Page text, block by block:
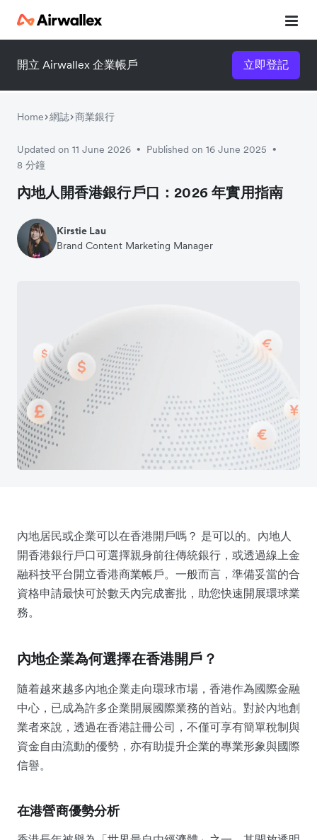
開立 Airwallex 企業帳戶 立即登記
Home 網誌 商業銀行
Updated on 11 June 2026 • Published on 16 June 2025 •
8 分鐘
內地人開香港銀行戶口：2026 年實用指南
Kirstie Lau
Brand Content Marketing Manager
內地居民或企業可以在香港開戶嗎？ 是可以的。內地人
開香港銀行戶口可選擇親身前往傳統銀行，或透過線上金
融科技平台開立香港商業帳戶。一般而言，準備妥當的合
資格申請最快可於數天內完成審批，助您快速開展環球業
務。
內地企業為何選擇在香港開戶？
隨着越來越多內地企業走向環球市場，香港作為國際金融
中心，已成為許多企業開展國際業務的首站。對於內地創
業者來說，透過在香港註冊公司，不僅可享有簡單稅制與
資金自由流動的優勢，亦有助提升企業的專業形象與國際
信譽。
在港營商優勢分析